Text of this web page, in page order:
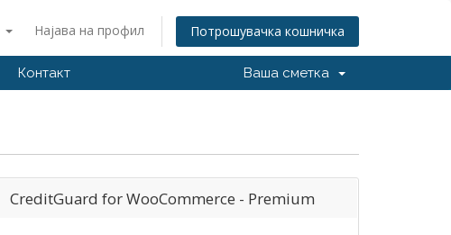
Најава на профил Потрошувачка кошничка
Контакт Ваша сметка
CreditGuard for WooCommerce - Premium